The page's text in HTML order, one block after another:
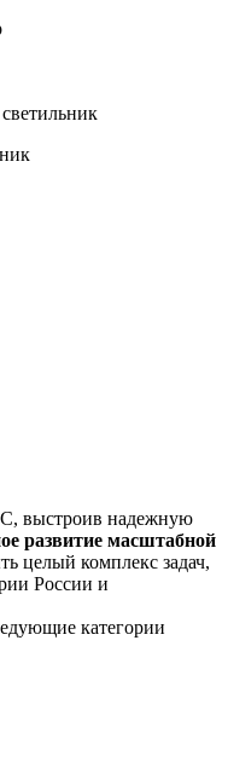
выстроив надежную
развитие масштабной
целый комплекс задач,
России и
категории